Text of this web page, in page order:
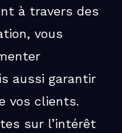
à travers des
vous
aussi garantir
vos clients.
sur l’intérêt